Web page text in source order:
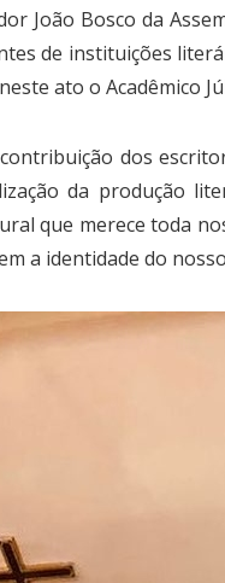
João Bosco da
de instituições
ato o Acadêmico
dos
da produção
que merece toda
a identidade do